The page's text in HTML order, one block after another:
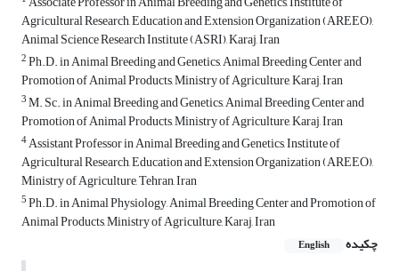
Agricultural Research, Education and ‎Extension Organization (AREEO),
Animal Science Research Institute (ASRI), Karaj, Iran
2Ph.D. in Animal Breeding and Genetics, Animal Breeding Center and
Promotion of Animal Products, Ministry of ‎Agriculture, Karaj, Iran
3M. Sc. in Animal Breeding and Genetics, Animal Breeding Center and
Promotion of Animal Products, Ministry of Agriculture, ‎Karaj, Iran
4Assistant Professor in Animal Breeding and Genetics, Institute of
Agricultural Research, Education and Extension Organization ‎‎(AREEO),
Ministry of Agriculture, Tehran, Iran
5Ph.D. in Animal Physiology, Animal Breeding Center and Promotion of
Animal Products, Ministry of Agriculture, Karaj, Iran
چکیده
English